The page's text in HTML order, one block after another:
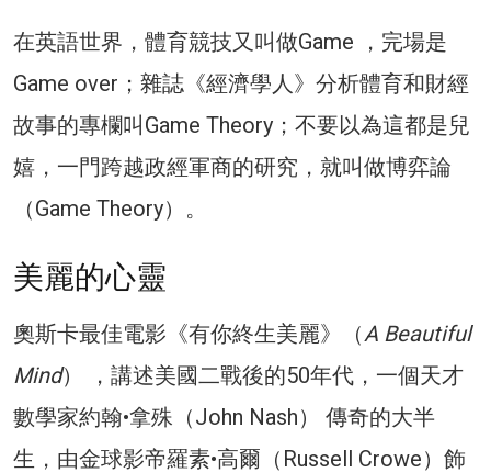
在英語世界，體育競技又叫做Game ，完場是
Game over；雜誌《經濟學人》分析體育和財經
故事的專欄叫Game Theory；不要以為這都是兒
嬉，一門跨越政經軍商的研究，就叫做博弈論
（Game Theory）。
美麗的心靈
奧斯卡最佳電影《有你終生美麗》（A Beautiful
Mind） ，講述美國二戰後的50年代，一個天才
數學家約翰•拿殊（John Nash） 傳奇的大半
生，由金球影帝羅素•高爾（Russell Crowe）飾